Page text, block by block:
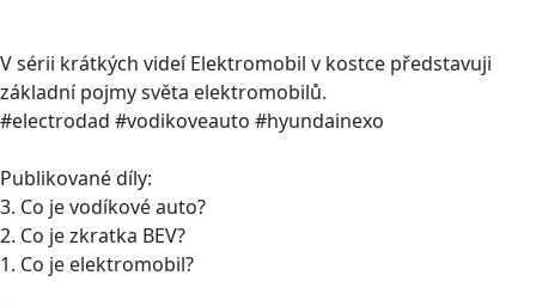
V sérii krátkých videí Elektromobil v kostce představuji
základní pojmy světa elektromobilů.
#electrodad #vodikoveauto #hyundainexo
Publikované díly:
3. Co je vodíkové auto?
2. Co je zkratka BEV?
1. Co je elektromobil?